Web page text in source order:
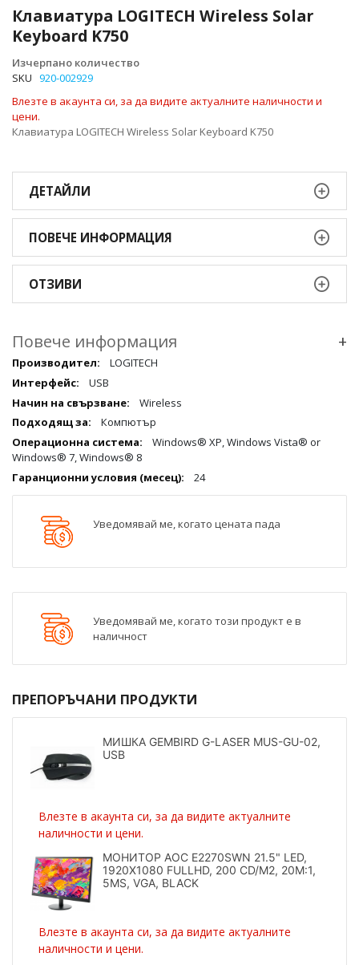
Клавиатура LOGITECH Wireless Solar
Keyboard K750
Изчерпано количество
SKU 920-002929
Влезте в акаунта си, за да видите актуалните наличности и
цени.
Клавиатура LOGITECH Wireless Solar Keyboard K750
към
началото
на
галерия
със
ДЕТАЙЛИ
ПОВЕЧЕ ИНФОРМАЦИЯ
ОТЗИВИ
Повече информация +
Повече
информация
LOGITECH
USB
Wireless
Компютър
Windows® XP, Windows Vista® or
Windows® 7, Windows® 8
24
Уведомявай ме, когато цената пада
Уведомявай ме, когато този продукт е в
наличност
ПРЕПОРЪЧАНИ ПРОДУКТИ
МИШКА GEMBIRD G-LASER MUS-GU-02,
USB
Влезте в акаунта си, за да видите актуалните
наличности и цени.
МОНИТОР AOC E2270SWN 21.5" LED,
1920X1080 FULLHD, 200 CD/M2, 20M:1,
5MS, VGA, BLACK
Влезте в акаунта си, за да видите актуалните
наличности и цени.